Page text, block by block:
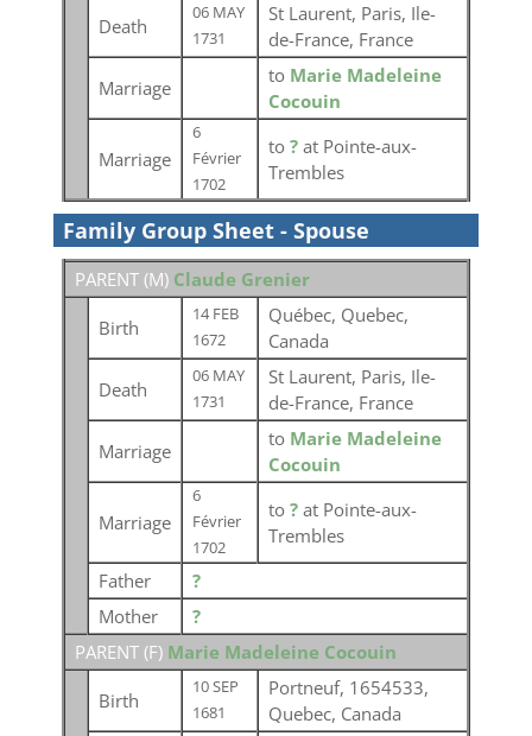
Death
06 MAY
1731
St Laurent, Paris, Ile-
de-France, France
Marriage
to Marie Madeleine
Cocouin
Marriage
6
Février
1702
to ? at Pointe-aux-
Trembles
Family Group Sheet - Spouse
PARENT (M) Claude Grenier
Birth
14 FEB
1672
Québec, Quebec,
Canada
Death
06 MAY
1731
St Laurent, Paris, Ile-
de-France, France
Marriage
to Marie Madeleine
Cocouin
Marriage
6
Février
1702
to ? at Pointe-aux-
Trembles
Father
?
Mother
?
PARENT (F) Marie Madeleine Cocouin
Birth
10 SEP
1681
Portneuf, 1654533,
Quebec, Canada